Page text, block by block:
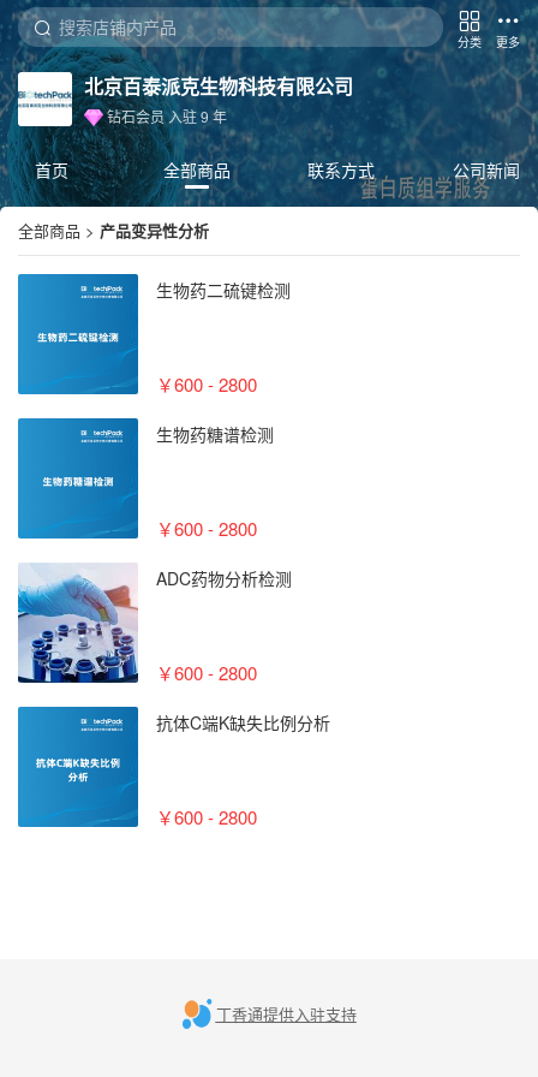
分类 更多
北京百泰派克生物科技有限公司
钻石会员入驻9 年
首页 全部商品 联系方式 公司新闻
全部商品 > 产品变异性分析
生物药二硫键检测
￥600 - 2800
生物药糖谱检测
￥600 - 2800
ADC药物分析检测
￥600 - 2800
抗体C端K缺失比例分析
￥600 - 2800
丁香通提供入驻支持